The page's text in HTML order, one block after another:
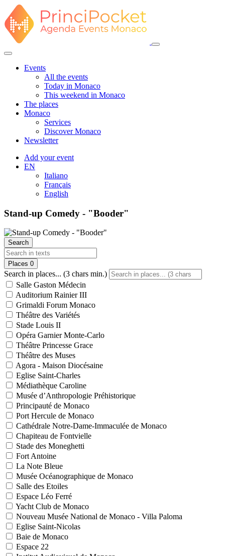
Events
All the events
Today in Monaco
This weekend in Monaco
The places
Monaco
Services
Discover Monaco
Newsletter
Add your event
EN
Italiano
Français
English
Stand-up Comedy - "Booder"
Search
Places 0
Search in places... (3 chars min.)
Salle Gaston Médecin
Auditorium Rainier III
Grimaldi Forum Monaco
Théâtre des Variétés
Stade Louis II
Opéra Garnier Monte-Carlo
Théâtre Princesse Grace
Théâtre des Muses
Agora - Maison Diocésaine
Eglise Saint-Charles
Médiathèque Caroline
Musée d’Anthropologie Préhistorique
Principauté de Monaco
Port Hercule de Monaco
Cathédrale Notre-Dame-Immaculée de Monaco
Chapiteau de Fontvielle
Stade des Moneghetti
Fort Antoine
La Note Bleue
Musée Océanographique de Monaco
Salle des Etoiles
Espace Léo Ferré
Yacht Club de Monaco
Nouveau Musée National de Monaco - Villa Paloma
Eglise Saint-Nicolas
Baie de Monaco
Espace 22